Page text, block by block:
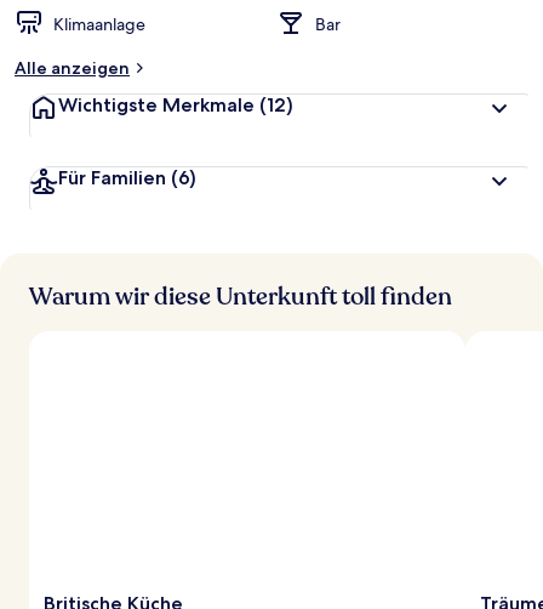
Klimaanlage
Bar
Alle anzeigen
Wichtigste Merkmale (12)
Für Familien (6)
Warum wir diese Unterkunft toll finden
Britische Küche